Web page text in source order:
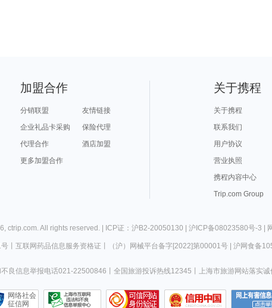
加盟合作
分销联盟
友情链接
企业礼品卡采购
保险代理
代理合作
酒店加盟
更多加盟合作
关于携程
关于携程
联系我们
用户协议
营业执照
携程内容中心
Trip.com Group
, ctrip.com. All rights reserved. | ICP证：沪B2-20050130 | 沪ICP备08023580号-3 |
丨 互联网药品信息服务资格证 （沪）网械平台备字[2022]第00001号| 沪网食备
良信息举报电话021-22500846 全国旅游投诉热线12345 上海市旅游网站落实
网络社会
征信网